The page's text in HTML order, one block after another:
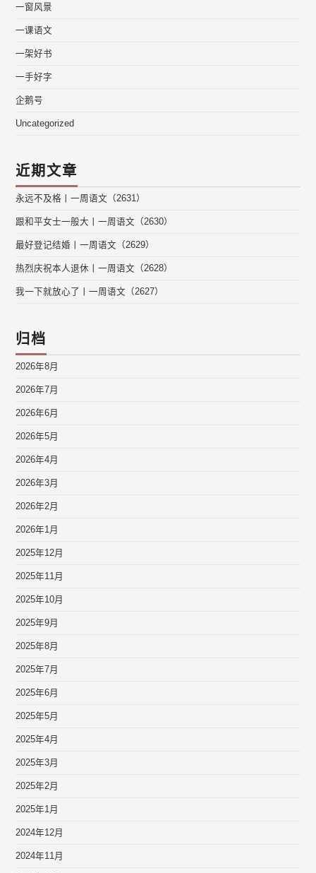
一窗风景
一课语文
一架好书
一手好字
企鹅号
Uncategorized
近期文章
永远不及格丨一周语文（2631）
跟和平女士一般大丨一周语文（2630）
最好登记结婚丨一周语文（2629）
热烈庆祝本人退休丨一周语文（2628）
我一下就放心了丨一周语文（2627）
归档
2026年8月
2026年7月
2026年6月
2026年5月
2026年4月
2026年3月
2026年2月
2026年1月
2025年12月
2025年11月
2025年10月
2025年9月
2025年8月
2025年7月
2025年6月
2025年5月
2025年4月
2025年3月
2025年2月
2025年1月
2024年12月
2024年11月